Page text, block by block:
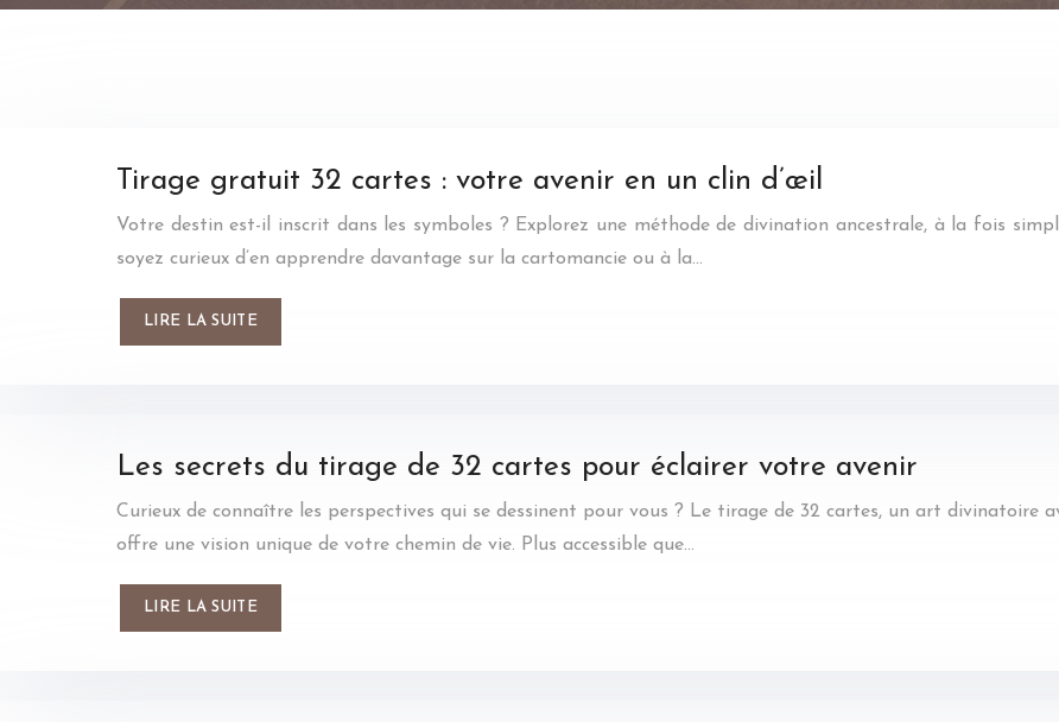
Tirage gratuit 32 cartes : votre avenir en un clin d’œil
Votre destin est-il inscrit dans les symboles ? Explorez une méthode de divination ancestrale, à la fois
soyez curieux d’en apprendre davantage sur la cartomancie ou à la…
LIRE LA SUITE
Les secrets du tirage de 32 cartes pour éclairer votre avenir
Curieux de connaître les perspectives qui se dessinent pour vous ? Le tirage de 32 cartes, un art divinatoire
offre une vision unique de votre chemin de vie. Plus accessible que…
LIRE LA SUITE